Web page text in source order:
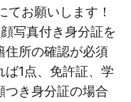
てお願いします！
写真付き身分証を
住所の確認が必須
ば1点、免許証、学
つき身分証の場合